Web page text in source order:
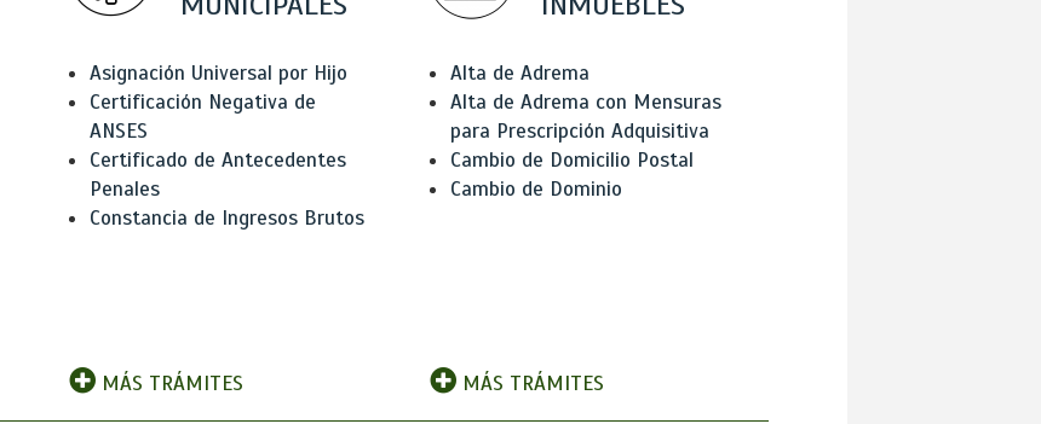
Asignación Universal por Hijo
Certificación Negativa de
ANSES
Certificado de Antecedentes
Penales
Constancia de Ingresos Brutos
MÁS TRÁMITES
Alta de Adrema
Alta de Adrema con Mensuras
para Prescripción Adquisitiva
Cambio de Domicilio Postal
Cambio de Dominio
MÁS TRÁMITES